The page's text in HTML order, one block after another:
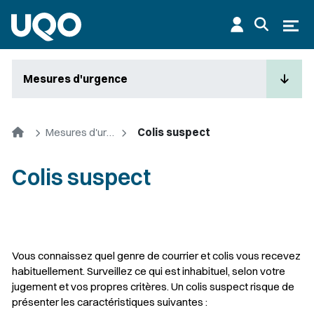
Mesures d'urgence
Accueil Mesures d'urgence Colis suspect
Colis suspect
Vous connaissez quel genre de courrier et colis vous recevez
habituellement. Surveillez ce qui est inhabituel, selon votre
jugement et vos propres critères. Un colis suspect risque de
présenter les caractéristiques suivantes :